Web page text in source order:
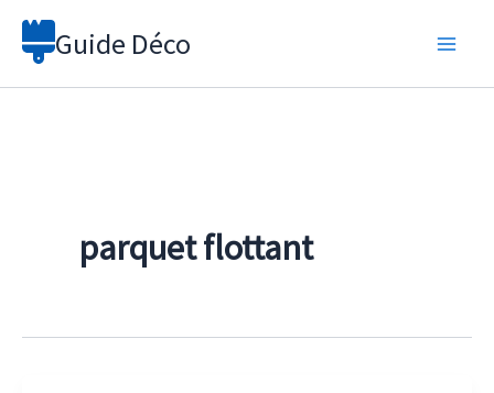
Aller
Guide Déco
parquet flottant